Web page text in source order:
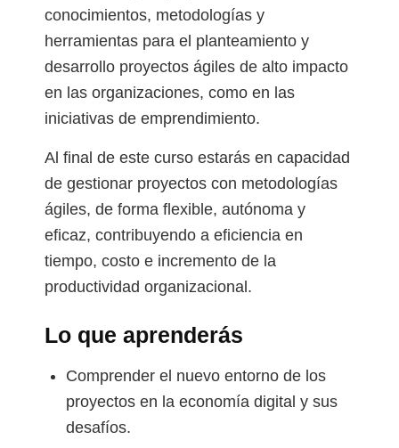
conocimientos, metodologías y
herramientas para el planteamiento y
desarrollo proyectos ágiles de alto impacto
en las organizaciones, como en las
iniciativas de emprendimiento.
Al final de este curso estarás en capacidad
de gestionar proyectos con metodologías
ágiles, de forma flexible, autónoma y
eficaz, contribuyendo a eficiencia en
tiempo, costo e incremento de la
productividad organizacional.
Lo que aprenderás
Comprender el nuevo entorno de los
proyectos en la economía digital y sus
desafíos.